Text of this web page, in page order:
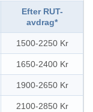
Efter RUT-
avdrag*
1500-2250 Kr
1650-2400 Kr
1900-2650 Kr
2100-2850 Kr